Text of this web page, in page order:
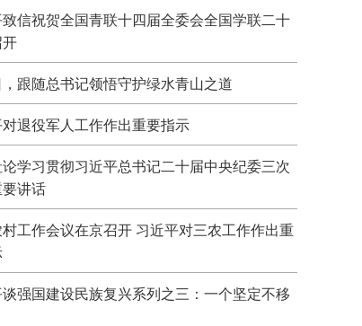
信祝贺全国青联十四届全委会全国学联二十
跟随总书记领悟守护绿水青山之道
退役军人工作作出重要指示
学习贯彻习近平总书记二十届中央纪委三次
讲话
工作会议在京召开 习近平对三农工作作出重
强国建设民族复兴系列之三：一个坚定不移